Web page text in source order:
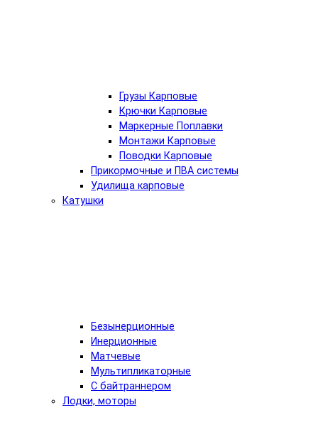
Грузы Карповые
Крючки Карповые
Маркерные Поплавки
Монтажи Карповые
Поводки Карповые
Прикормочные и ПВА системы
Удилища карповые
Катушки
Безынерционные
Инерционные
Матчевые
Мультипликаторные
С байтраннером
Лодки, моторы